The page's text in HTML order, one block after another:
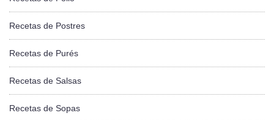
Recetas de Postres
Recetas de Purés
Recetas de Salsas
Recetas de Sopas